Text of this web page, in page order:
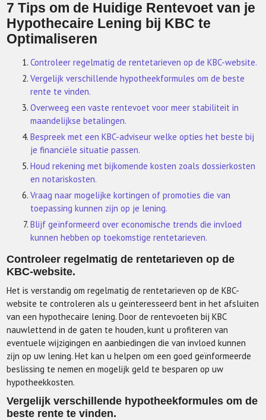
7 Tips om de Huidige Rentevoet van je
Hypothecaire Lening bij KBC te
Optimaliseren
Controleer regelmatig de rentetarieven op de KBC-website.
Vergelijk verschillende hypotheekformules om de beste
rente te vinden.
Overweeg een vaste rentevoet voor meer stabiliteit in
maandelijkse betalingen.
Bespreek met een KBC-adviseur welke opties het beste bij
je financiële situatie passen.
Houd rekening met bijkomende kosten zoals dossierkosten
en notariskosten.
Vraag naar mogelijke kortingen of promoties die van
toepassing kunnen zijn op je lening.
Blijf geïnformeerd over economische trends die invloed
kunnen hebben op toekomstige rentetarieven.
Controleer regelmatig de rentetarieven op de
KBC-website.
Het is verstandig om regelmatig de rentetarieven op de KBC-
website te controleren als u geïnteresseerd bent in het afsluiten
van een hypothecaire lening. Door de rentevoeten bij KBC
nauwlettend in de gaten te houden, kunt u profiteren van
eventuele wijzigingen en aanbiedingen die van invloed kunnen
zijn op uw lening. Het kan u helpen om een goed geïnformeerde
beslissing te nemen en mogelijk geld te besparen op uw
hypotheekkosten.
Vergelijk verschillende hypotheekformules om de
beste rente te vinden.